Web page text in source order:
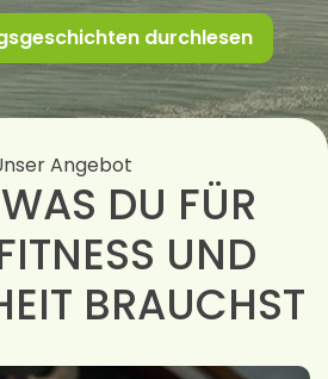
durchlesen
DU FÜR
UND
BRAUCHST
Angebot